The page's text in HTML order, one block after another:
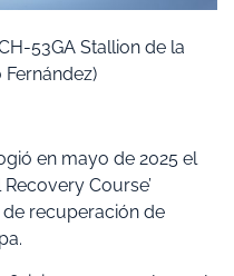
53GA Stallion de la
Fernández)
en mayo de 2025 el
Course’
de recuperación de